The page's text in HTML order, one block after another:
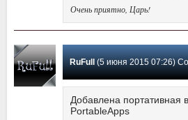
Очень приятно, Царь!
RuFull(5 июня 2015 07:26)
Добавлена портативная
PortableApps